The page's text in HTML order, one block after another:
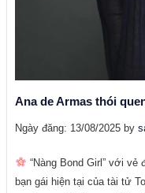
Ana de Armas thói
Ngày đăng: 13/08/2025 by
“Nàng Bond Girl” với vẻ
bạn gái hiện tại của tài tử